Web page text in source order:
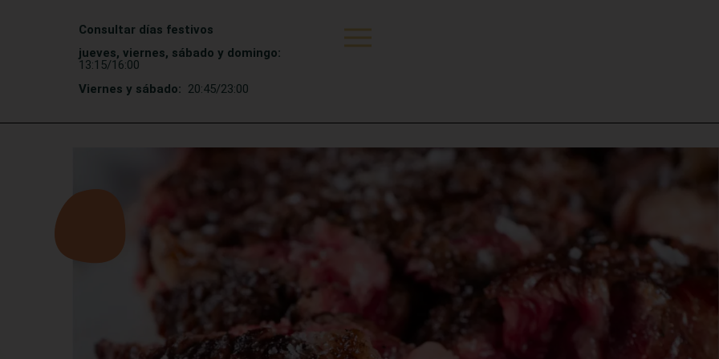
Consultar días festivos
jueves, viernes, sábado y domingo:
13:15/16:00
Viernes y sábado: 20:45/23:00